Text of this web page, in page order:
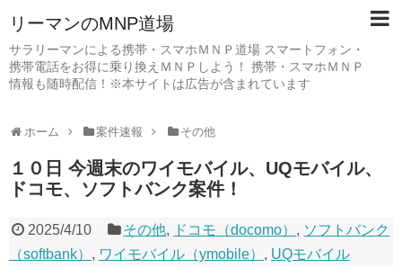
リーマンのMNP道場
サラリーマンによる携帯・スマホＭＮＰ道場 スマートフォン・
携帯電話をお得に乗り換えＭＮＰしよう！ 携帯・スマホＭＮＰ
情報も随時配信！※本サイトは広告が含まれています
ホーム 案件速報 その他
１０日 今週末のワイモバイル、UQモバイル、
ドコモ、ソフトバンク案件！
2025/4/10 その他, ドコモ（docomo） , ソフトバンク
（softbank） , ワイモバイル（ymobile） , UQモバイル